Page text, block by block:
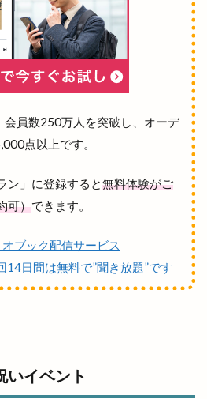
会員数250万人を突破し、オーデ
点以上です。
ン」に登録すると無料体験がご
可）できます。
オブック配信サービス
14日間は無料で”聞き放題”です
いイベント